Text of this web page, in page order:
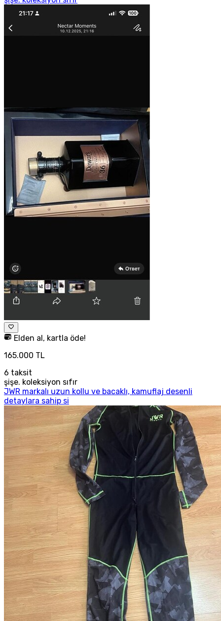
Elden al, kartla öde!
165.000 TL
6 taksit
şişe. koleksiyon sıfır
JWR markalı uzun kollu ve bacaklı, kamuflaj desenli
detaylara sahip si